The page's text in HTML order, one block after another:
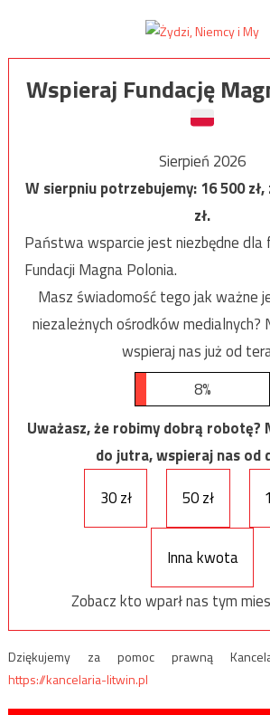
Wspieraj Fundację
Sierpień 2026
W sierpniu potrzebujemy:16 500
zł.
Państwa wsparcie jest niezbędne dla
Fundacji Magna Polonia.
Masz świadomość tego jak ważne
niezależnych ośrodków medialnych?
wspieraj nas już od
8%
Uważasz, że robimy dobrą robotę?
do jutra, wspieraj nas od
30 zł
50 zł
Inna kwota
Zobacz kto wparł nas tym
Dziękujemy za pomoc prawną
https://kancelaria-litwin.pl